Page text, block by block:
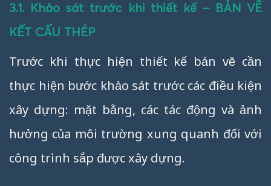
3.1. Khảo sát trước khi thiết kế – BẢN VẼ
KẾT CẤU THÉP
Trước khi thực hiện thiết kế bản vẽ cần
thực hiện bước khảo sát trước các điều kiện
xây dựng: mặt bằng, các tác động và ảnh
hưởng của môi trường xung quanh đối với
công trình sắp được xây dựng.